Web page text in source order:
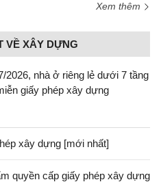
Xem thêm
VỀ XÂY DỰNG
2026, nhà ở riêng lẻ dưới 7 tầng
giấy phép xây dựng
xây dựng [mới nhất]
quyền cấp giấy phép xây dựng